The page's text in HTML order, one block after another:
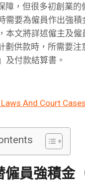
障，但很多初創業
需要為僱員作出強積
本文將詳述僱主及僱
劃供款時，所需要注
及付款結算書。
And Court
僱員強積金